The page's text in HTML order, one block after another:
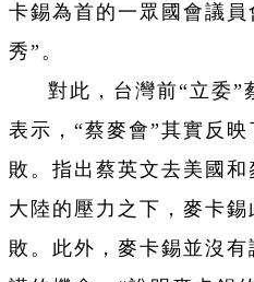
卡錫為首的一眾國會議
秀”。
對此，台灣前“立委”
表示，“蔡麥會”其實反
敗。指出蔡英文去美國
大陸的壓力之下，麥卡
敗。此外，麥卡錫並沒